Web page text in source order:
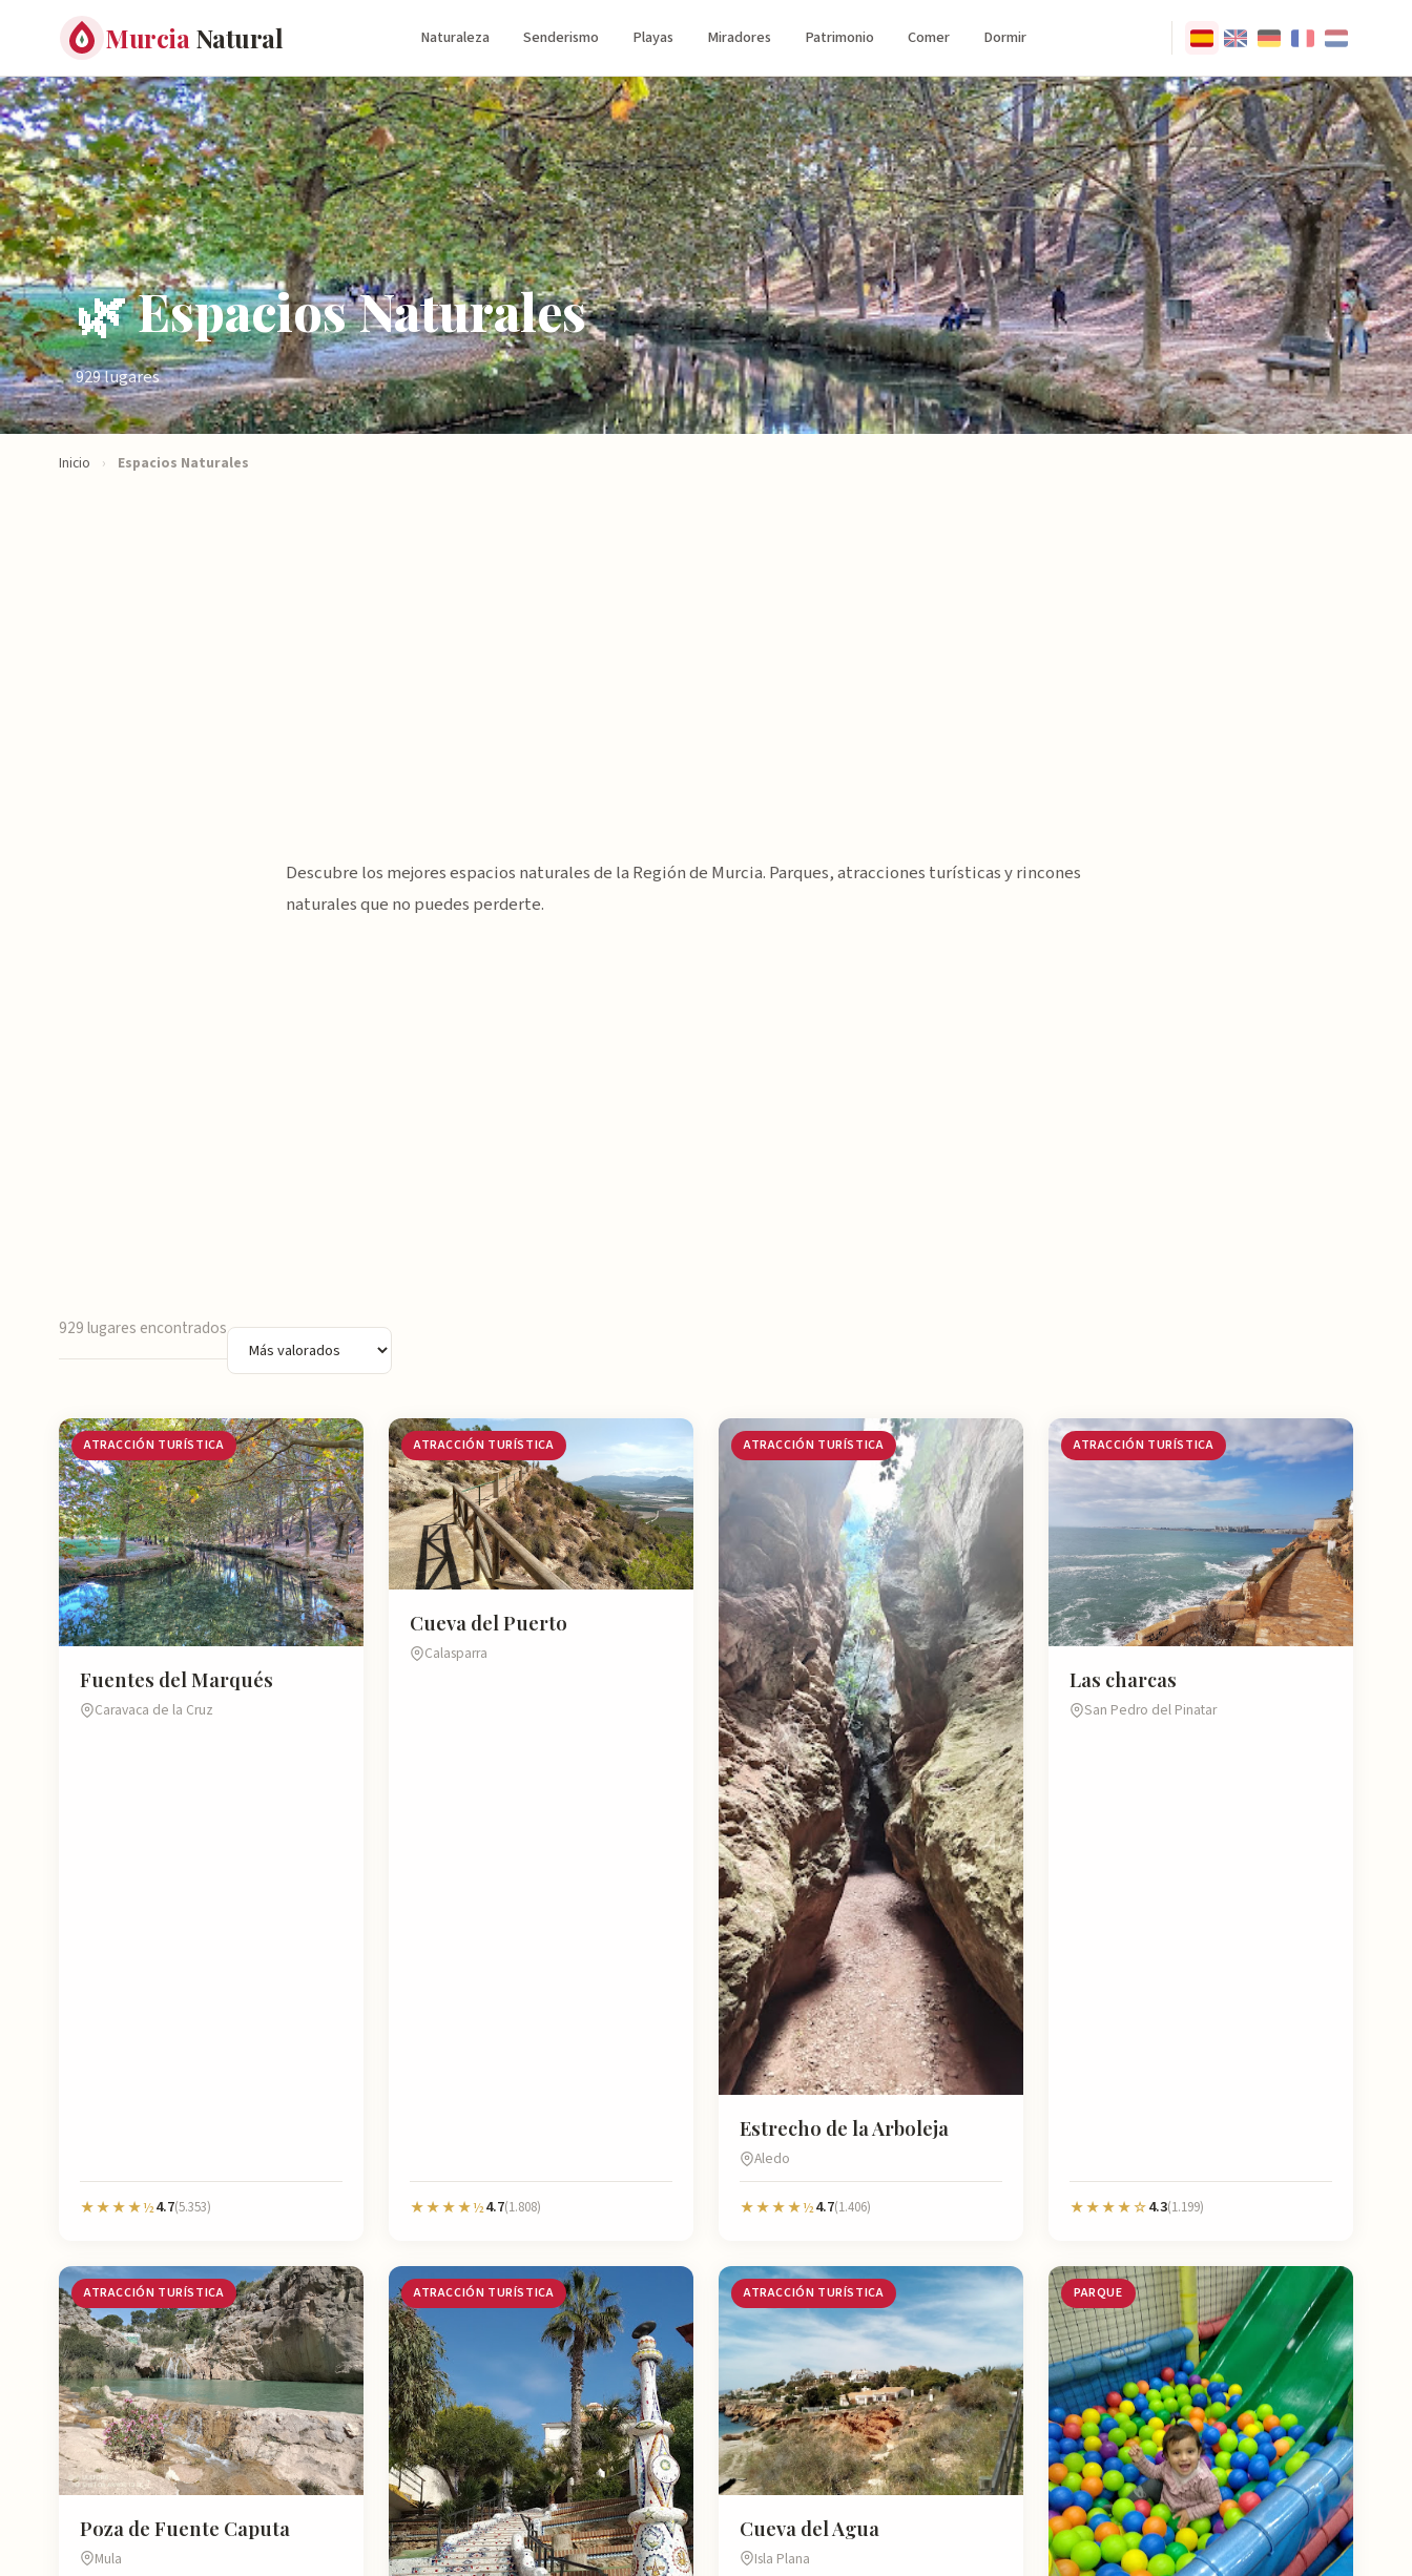
Murcia Natural Naturaleza Senderismo Playas Miradores Patrimonio Comer Dormir
🌿 Espacios Naturales
929 lugares
Inicio › Espacios Naturales
Descubre los mejores espacios naturales de la Región de Murcia. Parques, atracciones turísticas y rincones
naturales que no puedes perderte.
929 lugares encontrados
ATRACCIÓN TURÍSTICA
Fuentes del Marqués
Caravaca de la Cruz
★★★★½4.7(5.353)
ATRACCIÓN TURÍSTICA
Cueva del Puerto
Calasparra
★★★★½4.7(1.808)
ATRACCIÓN TURÍSTICA
Estrecho de la Arboleja
Aledo
★★★★½4.7(1.406)
ATRACCIÓN TURÍSTICA
Las charcas
San Pedro del Pinatar
★★★★☆4.3(1.199)
ATRACCIÓN TURÍSTICA
Poza de Fuente Caputa
Mula
ATRACCIÓN TURÍSTICA ATRACCIÓN TURÍSTICA
Cueva del Agua
Isla Plana
PARQUE